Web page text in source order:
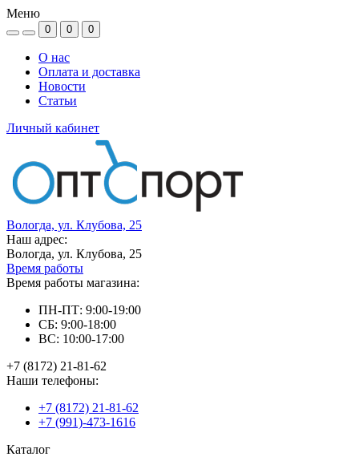
Меню
0 0 0
О нас
Оплата и доставка
Новости
Статьи
Личный кабинет
Вологда, ул. Клубова, 25
Наш адрес:
Вологда, ул. Клубова, 25
Время работы
Время работы магазина:
ПН-ПТ: 9:00-19:00
СБ: 9:00-18:00
ВС: 10:00-17:00
+7 (8172) 21-81-62
Наши телефоны:
+7 (8172) 21-81-62
+7 (991)-473-1616
Каталог